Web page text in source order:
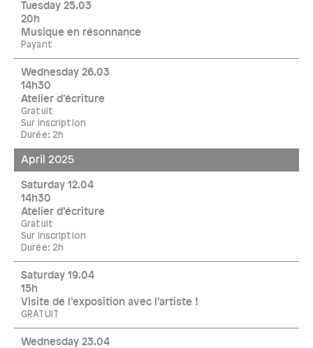
Tuesday 25.03
20h
Musique en résonnance
Payant
Wednesday 26.03
14h30
Atelier d’écriture
Gratuit
Sur inscription
Durée: 2h
April 2025
Saturday 12.04
14h30
Atelier d’écriture
Gratuit
Sur inscription
Durée: 2h
Saturday 19.04
15h
Visite de l’exposition avec l’artiste !
GRATUIT
Wednesday 23.04